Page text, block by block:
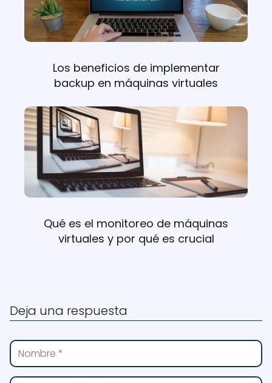
Los beneficios de implementar
backup en máquinas virtuales
Qué es el monitoreo de máquinas
virtuales y por qué es crucial
Deja una respuesta